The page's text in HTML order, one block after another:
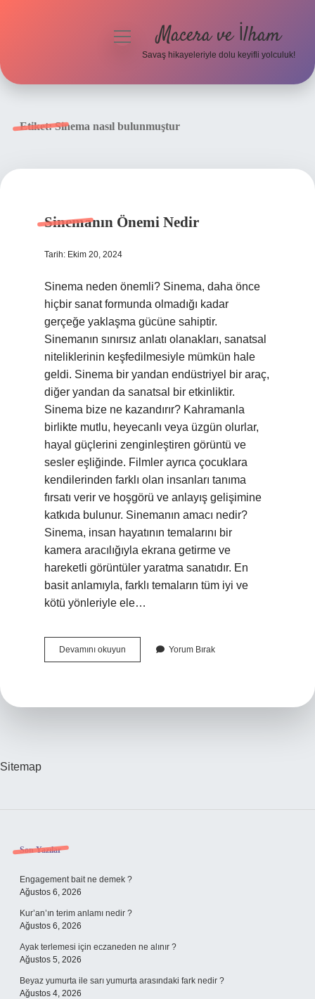
menüyüMacera ve İlham
Savaş hikayeleriyle dolu keyifli yolculuk!
Etiket:Sinema nasıl bulunmuştur
Sinemanın Önemi Nedir
Tarih: Ekim 20, 2024
Sinema neden önemli? Sinema, daha önce
hiçbir sanat formunda olmadığı kadar
gerçeğe yaklaşma gücüne sahiptir.
Sinemanın sınırsız anlatı olanakları, sanatsal
niteliklerinin keşfedilmesiyle mümkün hale
geldi. Sinema bir yandan endüstriyel bir araç,
diğer yandan da sanatsal bir etkinliktir.
Sinema bize ne kazandırır? Kahramanla
birlikte mutlu, heyecanlı veya üzgün olurlar,
hayal güçlerini zenginleştiren görüntü ve
sesler eşliğinde. Filmler ayrıca çocuklara
kendilerinden farklı olan insanları tanıma
fırsatı verir ve hoşgörü ve anlayış gelişimine
katkıda bulunur. Sinemanın amacı nedir?
Sinema, insan hayatının temalarını bir
kamera aracılığıyla ekrana getirme ve
hareketli görüntüler yaratma sanatıdır. En
basit anlamıyla, farklı temaların tüm iyi ve
kötü yönleriyle ele…
Devamını okuyun Sinemanın
Önemi
Yorum Bırak
Sitemap
Sidebar
Son Yazılar
Engagement bait ne demek ?
Ağustos 6, 2026
Kur’an’ın terim anlamı nedir ?
Ağustos 6, 2026
Ayak terlemesi için eczaneden ne alınır ?
Ağustos 5, 2026
Beyaz yumurta ile sarı yumurta arasındaki fark nedir ?
Ağustos 4, 2026